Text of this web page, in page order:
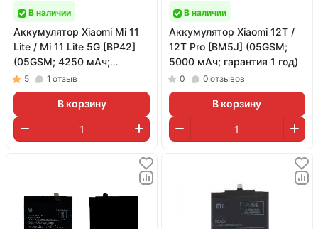
В наличии
Аккумулятор Xiaomi Mi 11
Lite / Mi 11 Lite 5G [BP42]
(05GSM; 4250 мАч;
гарантия 1 год)
5 1 отзыв
В корзину
В наличии
Аккумулятор Xiaomi 12T /
12T Pro [BM5J] (05GSM;
5000 мАч; гарантия 1 год)
0 0 отзывов
В корзину